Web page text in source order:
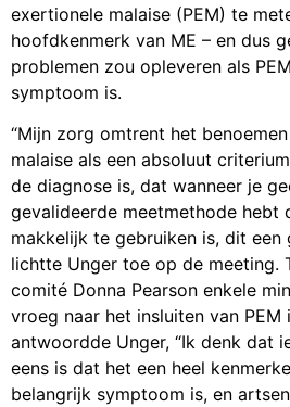
exertionele malaise (PEM) te
hoofdkenmerk van ME – en dus
problemen zou opleveren als
symptoom is.
“Mijn zorg omtrent het
malaise als een absoluut
de diagnose is, dat wanneer je
gevalideerde meetmethode hebt
makkelijk te gebruiken is, dit een
lichtte Unger toe op de meeting.
comité Donna Pearson enkele
vroeg naar het insluiten van PEM
antwoordde Unger, “Ik denk dat
eens is dat het een heel
belangrijk symptoom is, en